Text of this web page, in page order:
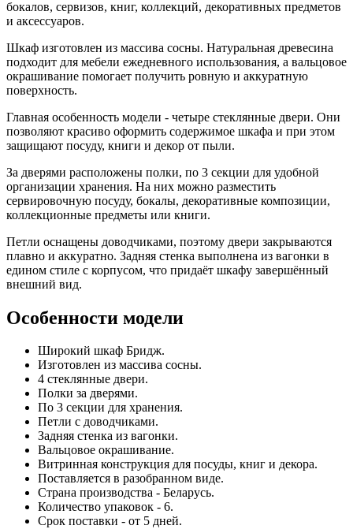
бокалов, сервизов, книг, коллекций, декоративных предметов
и аксессуаров.
Шкаф изготовлен из массива сосны. Натуральная древесина
подходит для мебели ежедневного использования, а вальцовое
окрашивание помогает получить ровную и аккуратную
поверхность.
Главная особенность модели - четыре стеклянные двери. Они
позволяют красиво оформить содержимое шкафа и при этом
защищают посуду, книги и декор от пыли.
За дверями расположены полки, по 3 секции для удобной
организации хранения. На них можно разместить
сервировочную посуду, бокалы, декоративные композиции,
коллекционные предметы или книги.
Петли оснащены доводчиками, поэтому двери закрываются
плавно и аккуратно. Задняя стенка выполнена из вагонки в
едином стиле с корпусом, что придаёт шкафу завершённый
внешний вид.
Особенности модели
Широкий шкаф Бридж.
Изготовлен из массива сосны.
4 стеклянные двери.
Полки за дверями.
По 3 секции для хранения.
Петли с доводчиками.
Задняя стенка из вагонки.
Вальцовое окрашивание.
Витринная конструкция для посуды, книг и декора.
Поставляется в разобранном виде.
Страна производства - Беларусь.
Количество упаковок - 6.
Срок поставки - от 5 дней.